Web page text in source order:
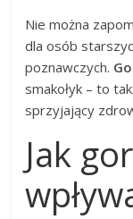
Nie można
dla osób
poznawczych.
smakołyk – to
sprzyjający
Jak